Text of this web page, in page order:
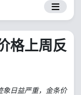
格上周反
象日益严重，金条价